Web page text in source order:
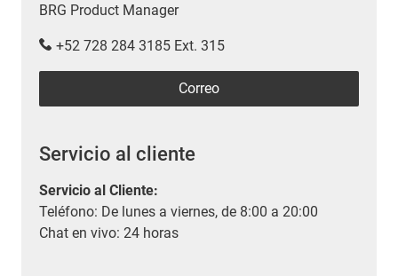
BRG Product Manager
+52 728 284 3185 Ext. 315
Correo
Servicio al cliente
Servicio al Cliente:
Teléfono: De lunes a viernes, de 8:00 a 20:00
Chat en vivo: 24 horas